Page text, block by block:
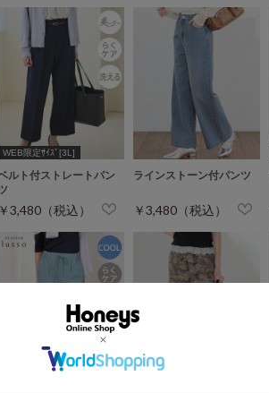
WEB限定ｻｲｽﾞ[3L]
ルト付ストレートパン
￥3,480（税込）
ラインストーン付パンツ
￥3,480（税込）